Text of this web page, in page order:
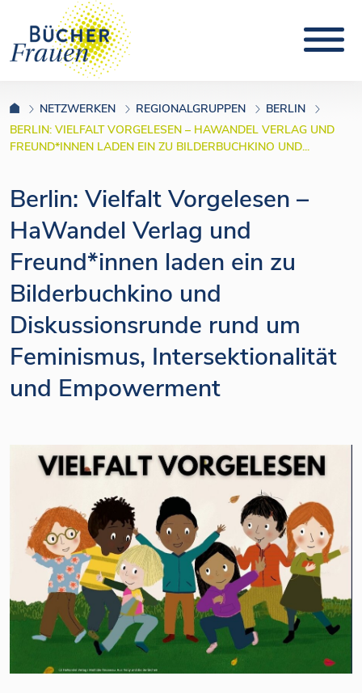
NETZWERKEN REGIONALGRUPPEN
BERLIN
BERLIN: VIELFALT VORGELESEN – HAWANDEL VERLAG UND
FREUND*INNEN LADEN EIN ZU BILDERBUCHKINO UND...
Berlin: Vielfalt Vorgelesen –
HaWandel Verlag und
Freund*innen laden ein zu
Bilderbuchkino und
Diskussionsrunde rund um
Feminismus, Intersektionalität
und Empowerment